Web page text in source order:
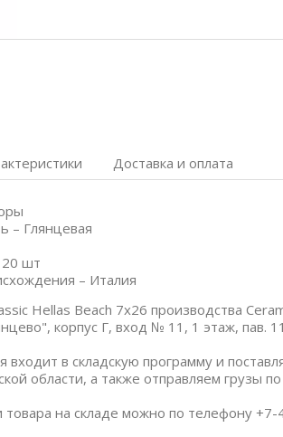
Доставка и оплата
– Глянцевая
20 шт
– Италия
Hellas Beach 7x26 производства
корпус Г, вход № 11, 1 этаж, пав.
входит в складскую программу и
области, а также отправляем грузы
товара на складе можно по телефону